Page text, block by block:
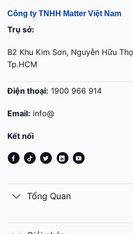
Công ty TNHH Matter Việt Nam
Trụ sở:
B2 Khu Kim Sơn, Nguyễn Hữu
Tp.HCM
Điện thoại: 1900 966 914
Email: info@
Kết nối
Tổng Quan